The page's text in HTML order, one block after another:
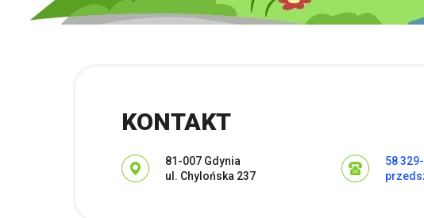
KONTAKT
Adres pocztowy:
81-007 Gdynia
ul. Chylońska 237
58